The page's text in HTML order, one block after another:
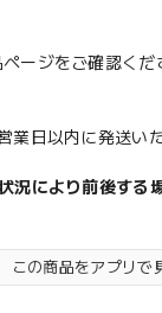
ージをご確認くだ
業日以内に発送い
況により前後する
この商品をアプリで